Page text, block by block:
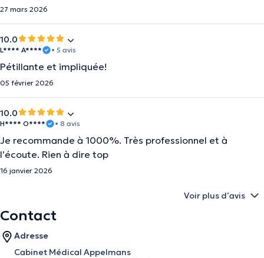
27 mars 2026
10.0
L**** A**** • 5 avis
Pétillante et impliquée!
05 février 2026
10.0
H**** O**** • 8 avis
Je recommande à 1000%. Très professionnel et à
l’écoute. Rien à dire top
16 janvier 2026
Voir plus d’avis
Contact
Adresse
Cabinet Médical Appelmans